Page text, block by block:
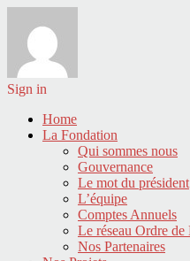
Sign in
Home
La Fondation
Qui sommes nous
Gouvernance
Le mot du président
L’équipe
Comptes Annuels
Le réseau Ordre de
Nos Partenaires